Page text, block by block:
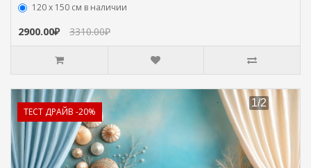
120 х 150 см в наличии
2900.00₽ 3310.00₽
ТЕСТ ДРАЙВ -20%